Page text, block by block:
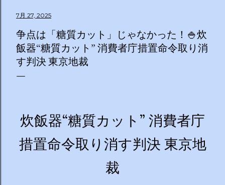
腹、どうすれば凹む？「フェイスライン」はすっきりさせら
れる？ラクして太りにくい体になる方法は？私の理想体重っ
て何キロ？体重のギモン全部答えます！２時間ＳＰ ◇出演
者 【ＭＣ】林修 【副担任】斎藤ちはる（テレビ朝日アナ
ウンサー）【学級委員長】バカリズム 【学友】伊沢拓司
【ゲスト学友】名取裕子 島崎和歌子 宮世琉弥 伊集院光
運動器認定理学療法士 ◇おしらせ ※２０：２５〜２
https://www.tv-asahi.co.jp/imadesho/ この番組は、テレ
に関する10の疑問について、身体の仕組みや心理的なアプロ
7月 27, 2025
争点は「糖質カット」じゃなかった！🍚炊
飯器“糖質カット” 消費者庁措置命令取り消
す判決 東京地裁
炊飯器“糖質カット” 消費者庁
措置命令取り消す判決 東京地
裁